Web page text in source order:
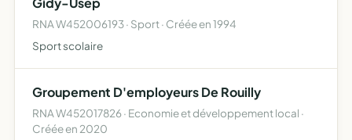
RNA W452006193 · Sport · Créée en 1994
Sport scolaire
Groupement D'employeurs De Rouilly
RNA W452017826 · Economie et développement local ·
Créée en 2020